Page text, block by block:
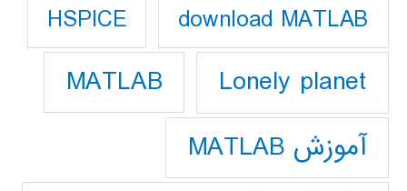
download MATLAB
HSPICE
Lonely planet
MATLAB
آموزش MATLAB